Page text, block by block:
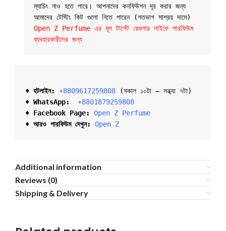
ম্যাচিং নাও হতে পারে। আপনাদের কনফিউশন দূর করার জন্য
Open Z Perfume এর মূল টার্গেট রেগুলার লাইফে পারফিউম
ব্যবহারকারীদের জন্য
♦ হটলাইন: +8809617259808
(সকাল ১০টা – সন্ধ্যা ৭টা)
♦ WhatsApp:
+8801879259808
♦ Facebook Page:
Open Z Perfume
♦ আরও পারফিউম দেখুন:
Open Z
Additional information
Reviews (0)
Shipping & Delivery